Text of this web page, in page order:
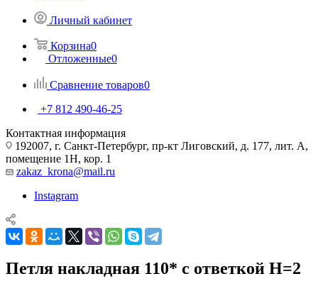
Личный кабинет
Корзина0
Отложенные0
Сравнение товаров0
+7 812 490-46-25
Контактная информация
192007, г. Санкт-Петербург, пр-кт Лиговский, д. 177, лит. А,
помещение 1Н, кор. 1
zakaz_krona@mail.ru
Instagram
Петля накладная 110* с ответкой H=2